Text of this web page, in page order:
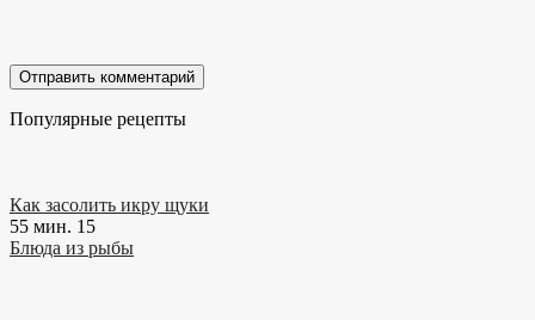
Популярные рецепты
Как засолить икру щуки
55 мин. 15
Блюда из рыбы